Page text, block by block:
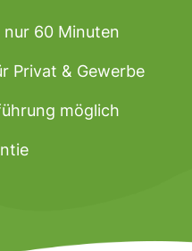
60 Minuten
Privat & Gewerbe
möglich